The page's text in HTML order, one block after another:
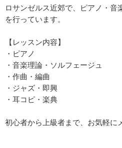
ロサンゼルス近郊で、ピアノ・音
を行っています。
【レッスン内容】
・ピアノ
・音楽理論・ソルフェージュ
・作曲・編曲
・ジャズ・即興
・耳コピ・楽典
初心者から上級者まで、お気軽に